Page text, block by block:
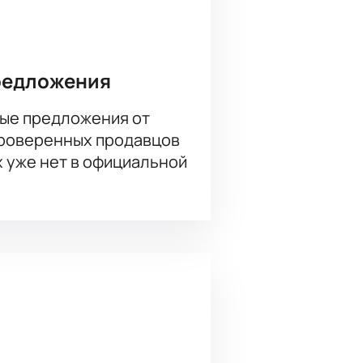
вживую. Почувствуйте
предложения от
продавцов
нет в официальной